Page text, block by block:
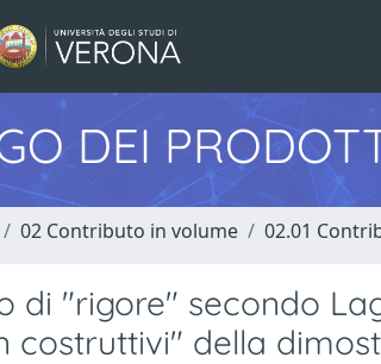
DEI
02 Contributo in volume 02.01
di "rigore" secondo
costruttivi" della